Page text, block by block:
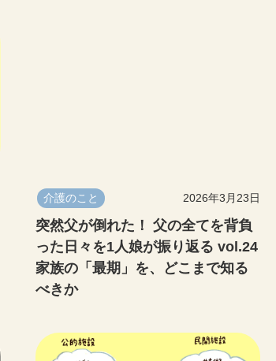
介護のこと 2026年3月23日
突然父が倒れた！ 父の全てを背負
った日々を1人娘が振り返る vol.24
家族の「最期」を、どこまで知る
べきか